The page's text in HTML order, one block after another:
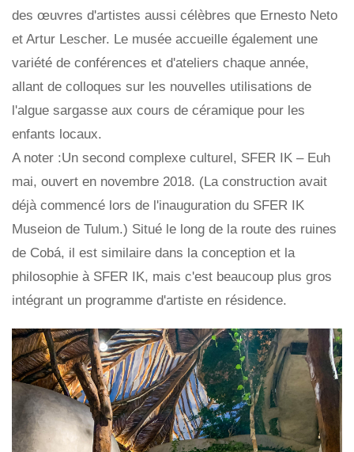
des œuvres d'artistes aussi célèbres que Ernesto Neto
et Artur Lescher. Le musée accueille également une
variété de conférences et d'ateliers chaque année,
allant de colloques sur les nouvelles utilisations de
l'algue sargasse aux cours de céramique pour les
enfants locaux.
A noter :Un second complexe culturel, SFER IK – Euh
mai, ouvert en novembre 2018. (La construction avait
déjà commencé lors de l'inauguration du SFER IK
Museion de Tulum.) Situé le long de la route des ruines
de Cobá, il est similaire dans la conception et la
philosophie à SFER IK, mais c'est beaucoup plus gros
intégrant un programme d'artiste en résidence.